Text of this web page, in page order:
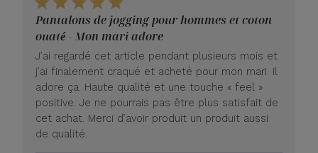
Pantalons de jogging pour hommes et coton
ouaté - Mon mari adore
J’ai regardé cet article pendant plusieurs mois et
j’ai finalement craqué et acheté pour mon mari. Il
adore ça. Haute qualité et une touche « feel »
positive. Je ne pourrais pas être plus satisfait de
cet achat. Merci d’avoir produit un produit aussi
de qualité.